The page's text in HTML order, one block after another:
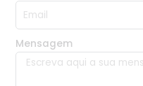
Mensagem